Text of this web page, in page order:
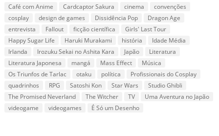
Café com Anime
Cardcaptor Sakura cinema
convenções
cosplay
design de games Dissidência Pop
Dragon Age
entrevista
Fallout ficção científica
Girls' Last Tour
Happy Sugar Life
Haruki Murakami história
Idade Média
Irlanda
Irozuku Sekai no Ashita Kara Japão
Literatura
Literatura Japonesa
mangá Mass Effect
Música
Os Triunfos de Tarlac
otaku política
Profissionais do Cosplay
quadrinhos
RPG Satoshi Kon Star Wars
Studio Ghibli
The Promised Neverland
The Witcher TV
Uma Aventura no Japão
videogame
videogames É Só um Desenho